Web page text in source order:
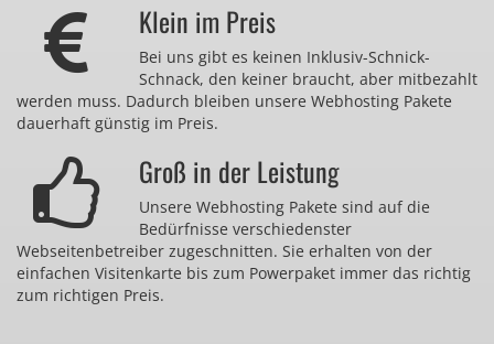
Klein im Preis
Bei uns gibt es keinen Inklusiv-Schnick-
Schnack, den keiner braucht, aber mitbezahlt
werden muss. Dadurch bleiben unsere Webhosting Pakete
dauerhaft günstig im Preis.
Groß in der Leistung
Unsere Webhosting Pakete sind auf die
Bedürfnisse verschiedenster
Webseitenbetreiber zugeschnitten. Sie erhalten von der
einfachen Visitenkarte bis zum Powerpaket immer das richtig
zum richtigen Preis.